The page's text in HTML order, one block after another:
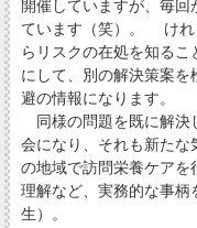
開催していますが、毎
ています（笑）。 けれ
らリスクの在処を知る
にして、別の解決策案を
避の情報になります。
同様の問題を既に解決
会になり、それも新たな
の地域で訪問栄養ケアを
理解など、実務的な事柄
生）。